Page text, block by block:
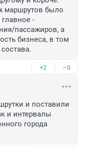
маршрутов было
-
пассажиров, а
бизнеса, в том
+2 –0
и поставили
и интервалы
города